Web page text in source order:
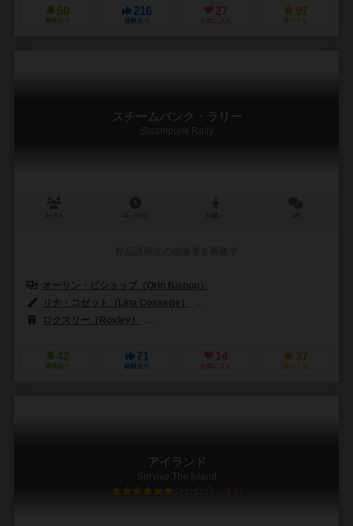
50
興味あり
216
経験あり
27
お気に入り
97
持ってる
スチームパンク・ラリー
Steampunk Rally
オーリン・ビショップ（Orin Bishop）
リナ・コゼット（Lina Cossette）
ロクスリー（Roxley）
42
興味あり
71
経験あり
14
お気に入り
37
持ってる
アイランド
Survive The Island
6.1